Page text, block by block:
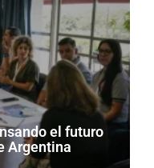
el futuro
Argentina